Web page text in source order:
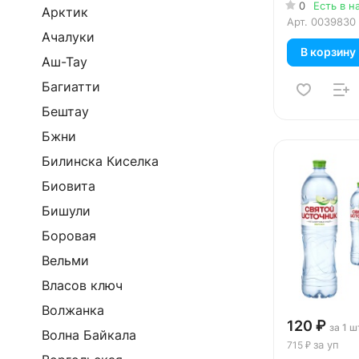
без газа,
0
Есть в
Арт. 0039830
В корзину
120 ₽ за 1
715 ₽ за уп
Арктик
Ачалуки
Аш-Тау
Багиатти
Бештау
Бжни
Билинска Киселка
Биовита
Бишули
Боровая
Вельми
Власов ключ
Волжанка
Волна Байкала